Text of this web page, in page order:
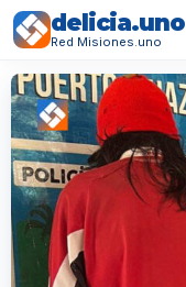
delicia.uno
Red Misiones.uno